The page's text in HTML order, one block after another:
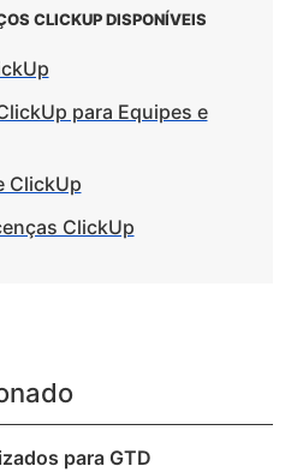
CLICKUP DISPONÍVEIS
para Equipes e
ClickUp
ClickUp
para GTD